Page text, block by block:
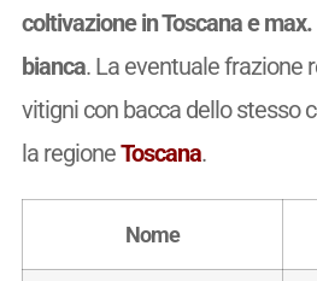
coltivazione in Toscana e
bianca. La eventuale frazione
vitigni con bacca dello stesso
la regioneToscana.
Nome